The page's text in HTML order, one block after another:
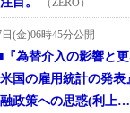
(金)06時45分公開
『為替介入の影響と
国の雇用統計の発表
融政策への思惑(利上…